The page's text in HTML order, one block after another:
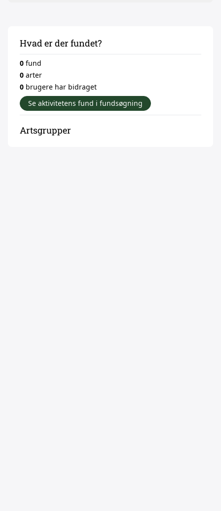
Hvad er der fundet?
0 fund
0 arter
0 brugere har bidraget
Se aktivitetens fund i fundsøgning
Artsgrupper